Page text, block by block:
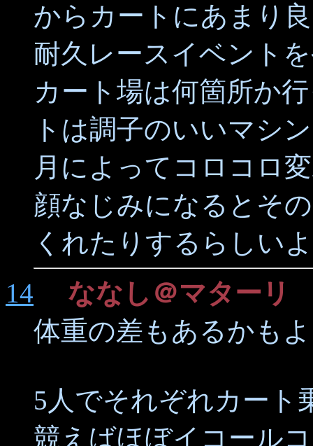
からカートにあまり
耐久レースイベント
カート場は何箇所か
トは調子のいいマシ
月によってコロコロ
顔なじみになるとそ
くれたりするらしい
14
ななし＠マターリ
体重の差もあるかも
5人でそれぞれカート
競えばほぼイコール